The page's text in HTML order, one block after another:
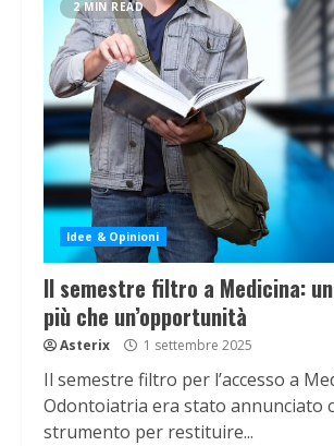
2 MIN READ
Idee & Opinioni
Il semestre filtro a Medicina:
più che un’opportunità
Asterix 1 settembre 2025
Il semestre filtro per l’accesso a
Odontoiatria era stato annunciato
strumento per restituire...